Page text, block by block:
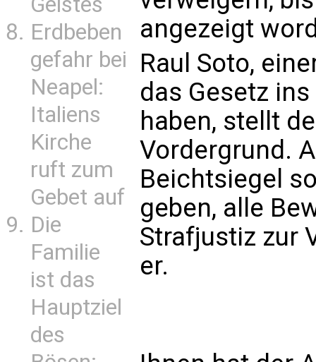
Erdbeben
gefahr bei
Neapel:
Italiens
Kirche
ruft zum
Gebet auf
Die
Familie
ist das
Hauptziel
des
angezeigt
Raul Soto,
das Gesetz
haben, stellt
Vordergrund.
Beichtsiegel
geben, alle
Strafjustiz zur
er.